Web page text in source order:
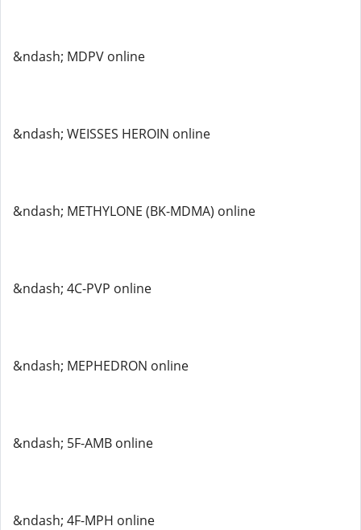
&ndash; MDPV online
&ndash; WEISSES HEROIN online
&ndash; METHYLONE (BK-MDMA) online
&ndash; 4C-PVP online
&ndash; MEPHEDRON online
&ndash; 5F-AMB online
&ndash; 4F-MPH online